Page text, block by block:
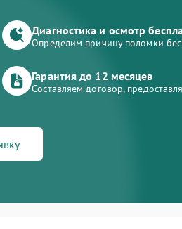
Диагностика и осмотр
Определим причину поломки
Гарантия до 12 месяцев
Составляем договор,